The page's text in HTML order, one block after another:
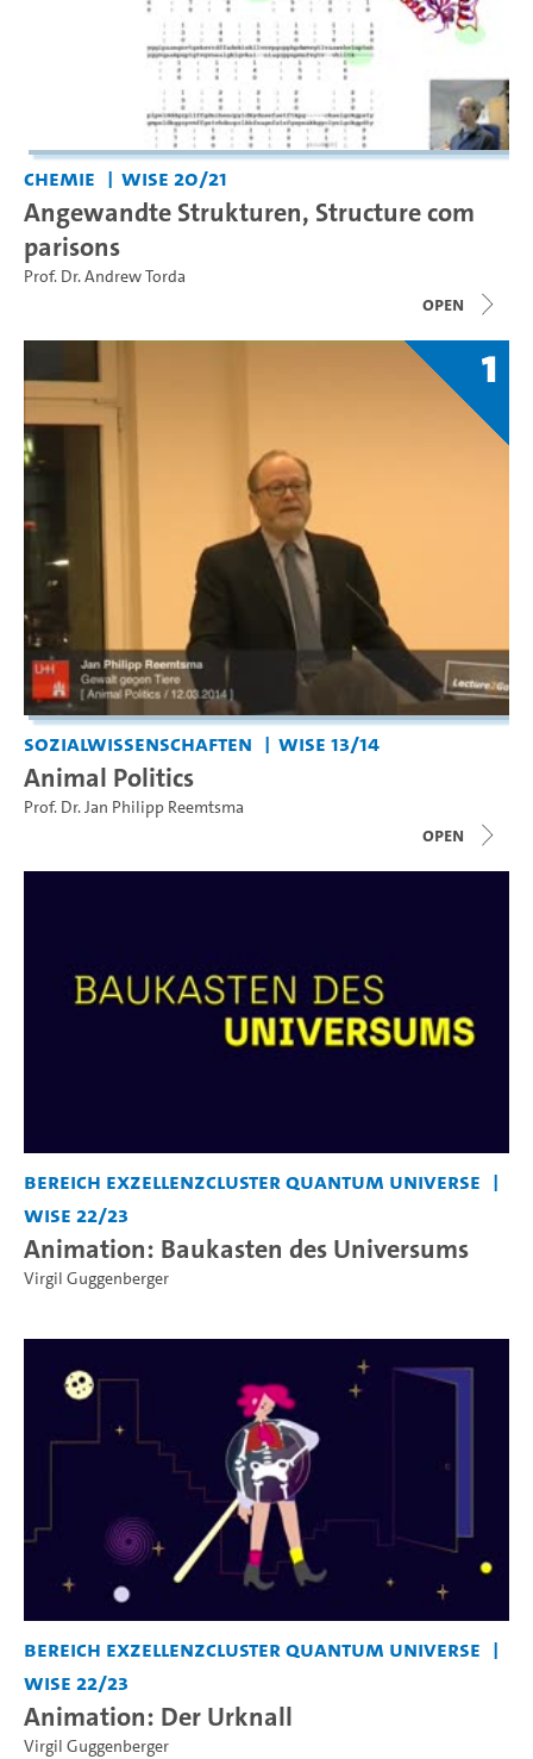
Chemie WiSe 20/21
Angewandte Strukturen, Structure com
parisons
Prof. Dr. Andrew Torda
open
1
Sozialwissenschaften WiSe 13/14
Animal Politics
Prof. Dr. Jan Philipp Reemtsma
open
Bereich Exzellenzcluster Quantum Universe
WiSe 22/23
Animation: Baukasten des Universums
Virgil Guggenberger
Bereich Exzellenzcluster Quantum Universe
WiSe 22/23
Animation: Der Urknall
Virgil Guggenberger